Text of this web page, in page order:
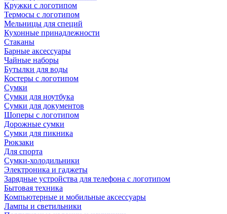
Кружки с логотипом
Термосы с логотипом
Мельницы для специй
Кухонные принадлежности
Стаканы
Барные аксессуары
Чайные наборы
Бутылки для воды
Костеры с логотипом
Сумки
Сумки для ноутбука
Сумки для документов
Шоперы с логотипом
Дорожные сумки
Сумки для пикника
Рюкзаки
Для спорта
Сумки-холодильники
Электроника и гаджеты
Зарядные устройства для телефона с логотипом
Бытовая техника
Компьютерные и мобильные аксессуары
Лампы и светильники